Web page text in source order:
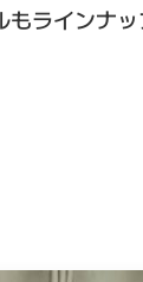
もラインナ